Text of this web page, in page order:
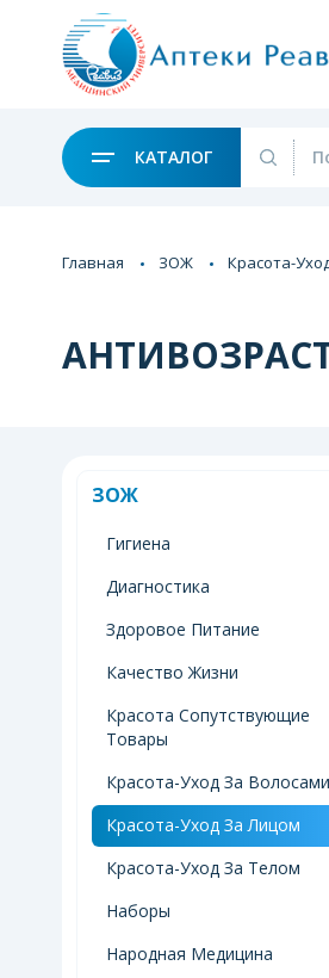
КАТАЛОГ
Главная ЗОЖ Красота-
ЗОЖ
Гигиена
Диагностика
Здоровое Питание
Качество Жизни
Красота Сопутствующие
Товары
Красота-Уход За Волосами
Красота-Уход За Лицом
Красота-Уход За Телом
Наборы
Народная Медицина